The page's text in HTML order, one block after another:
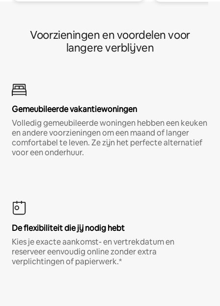
Voorzieningen en voordelen voor
langere verblijven
Gemeubileerde vakantiewoningen
Volledig gemeubileerde woningen hebben een keuken
en andere voorzieningen om een maand of langer
comfortabel te leven. Ze zijn het perfecte alternatief
voor een onderhuur.
De flexibiliteit die jij nodig hebt
Kies je exacte aankomst- en vertrekdatum en
reserveer eenvoudig online zonder extra
verplichtingen of papierwerk.*